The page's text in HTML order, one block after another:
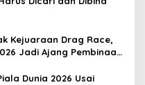
Kejuaraan Drag Race,
Jadi Ajang Pembinaan
Dunia 2026 Usai